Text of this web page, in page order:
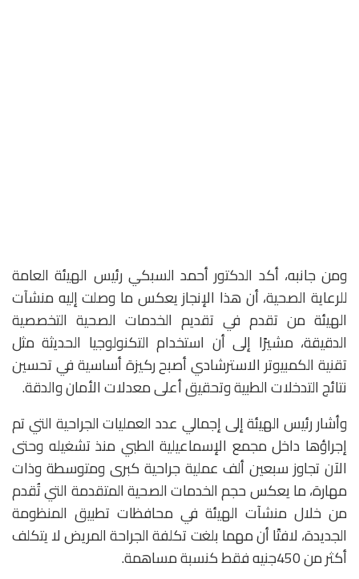
ومن جانبه، أكد الدكتور أحمد السبكي رئيس الهيئة العامة
للرعاية الصحية، أن هذا الإنجاز يعكس ما وصلت إليه منشآت
الهيئة من تقدم في تقديم الخدمات الصحية التخصصية
الدقيقة، مشيرًا إلى أن استخدام التكنولوجيا الحديثة مثل
تقنية الكمبيوتر الاسترشادي أصبح ركيزة أساسية في تحسين
نتائج التدخلات الطبية وتحقيق أعلى معدلات الأمان والدقة.
وأشار رئيس الهيئة إلى إجمالي عدد العمليات الجراحية التي تم
إجراؤها داخل مجمع الإسماعيلية الطبي منذ تشغيله وحتى
الآن تجاوز سبعين ألف عملية جراحية كبرى ومتوسطة وذات
مهارة، ما يعكس حجم الخدمات الصحية المتقدمة التي تُقدم
من خلال منشآت الهيئة في محافظات تطبيق المنظومة
الجديدة، لافتًا أن مهما بلغت تكلفة الجراحة المريض لا يتكلف
أكثر من 450جنيه فقط كنسبة مساهمة.